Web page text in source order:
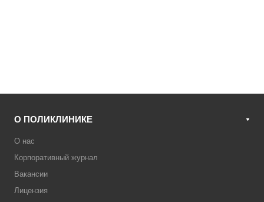
О ПОЛИКЛИНИКЕ
О нас
Корпоративный журнал
Вакансии
Лицензия